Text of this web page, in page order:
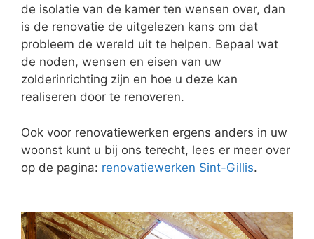
de isolatie van de kamer ten wensen over, dan
is de renovatie de uitgelezen kans om dat
probleem de wereld uit te helpen. Bepaal wat
de noden, wensen en eisen van uw
zolderinrichting zijn en hoe u deze kan
realiseren door te renoveren.
Ook voor renovatiewerken ergens anders in uw
woonst kunt u bij ons terecht, lees er meer over
op de pagina: renovatiewerken Sint-Gillis.